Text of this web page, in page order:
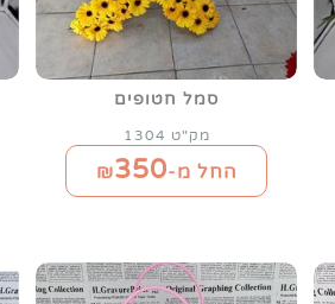
סמל חטופים
מק"ט 1304
החל מ-₪350